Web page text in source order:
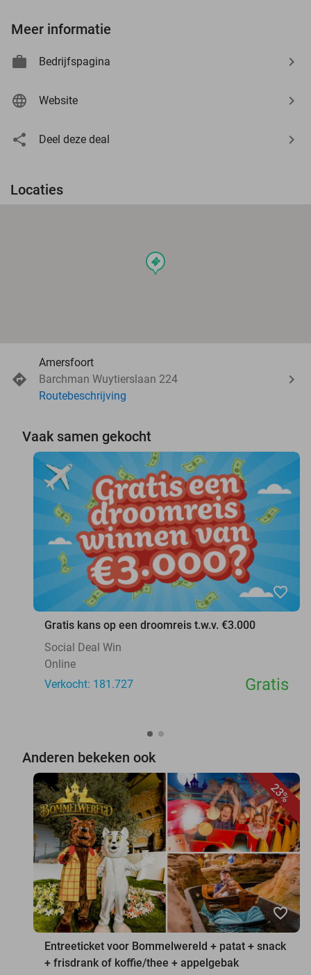
Meer informatie
Bedrijfspagina
Website
Deel deze deal
Locaties
events
Amersfoort
Barchman Wuytierslaan 224
Routebeschrijving
Vaak samen gekocht
favorite_border
Gratis kans op een droomreis t.w.v. €3.000
Social Deal Win
Online
Verkocht: 181.727
Gratis
Anderen bekeken ook
23%
favorite_border
Entreeticket voor Bommelwereld + patat + snack
+ frisdrank of koffie/thee + appelgebak